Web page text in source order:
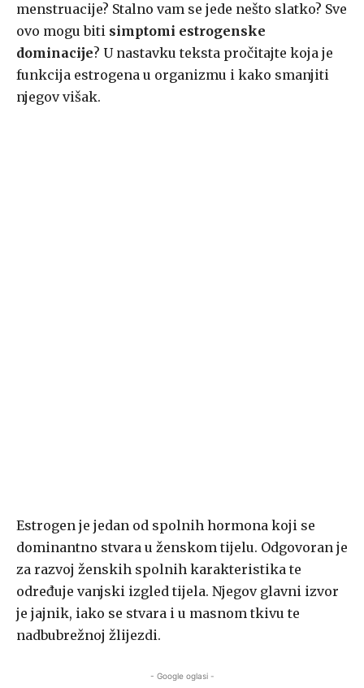
menstruacije? Stalno vam se jede nešto slatko? Sve
ovo mogu biti simptomi estrogenske
dominacije? U nastavku teksta pročitajte koja je
funkcija estrogena u organizmu i kako smanjiti
njegov višak.
Estrogen je jedan od spolnih hormona koji se
dominantno stvara u ženskom tijelu. Odgovoran je
za razvoj ženskih spolnih karakteristika te
određuje vanjski izgled tijela. Njegov glavni izvor
je jajnik, iako se stvara i u masnom tkivu te
nadbubrežnoj žlijezdi.
- Google oglasi -